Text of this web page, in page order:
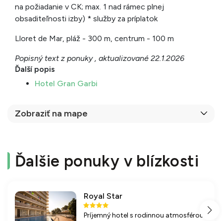
na požiadanie v CK; max. 1 nad rámec plnej
obsaditeľnosti izby) * služby za príplatok
Lloret de Mar, pláž - 300 m, centrum - 100 m
Popisný text z ponuky , aktualizované 22.1.2026
Ďalší popis
Hotel Gran Garbi
Zobraziť na mape
Ďalšie ponuky v blízkosti
Royal Star
Príjemný hotel s rodinnou atmosférou